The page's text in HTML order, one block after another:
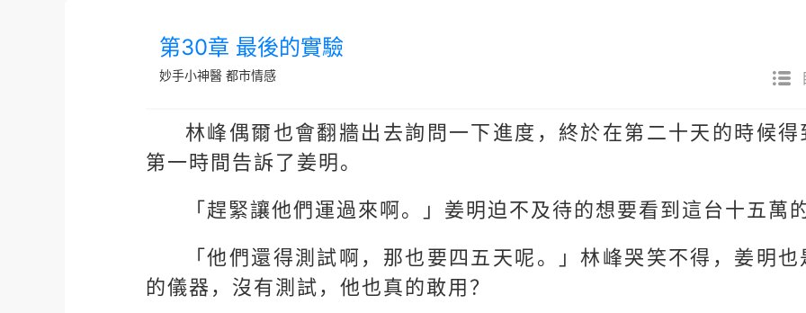
第30章 最後的實驗
妙手小神醫 都市情感
林峰偶爾也會翻牆出去詢問一下進度，終於在第二十天的時候
第一時間告訴了姜明。
「趕緊讓他們運過來啊。」姜明迫不及待的想要看到這台十五萬
「他們還得測試啊，那也要四五天呢。」林峰哭笑不得，姜明
的儀器，沒有測試，他也真的敢用？